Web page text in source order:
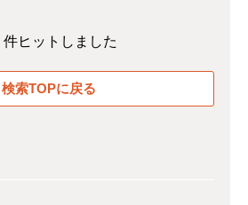
件ヒットしました
検索TOPに戻る